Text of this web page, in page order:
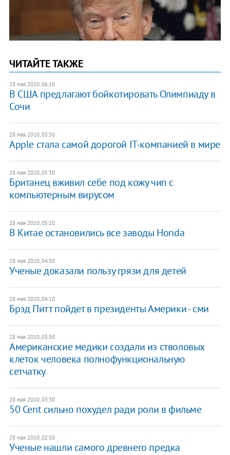
ЧИТАЙТЕ ТАКЖЕ
28 мая 2010, 06:10
В США предлагают бойкотировать Олимпиаду в
Сочи
28 мая 2010, 05:50
Apple стала самой дорогой IT-компанией в мире
28 мая 2010, 05:30
Британец вживил себе под кожу чип с
компьютерным вирусом
28 мая 2010, 05:10
В Китае остановились все заводы Honda
28 мая 2010, 04:50
Ученые доказали пользу грязи для детей
28 мая 2010, 04:10
Брэд Питт пойдет в президенты Америки - сми
28 мая 2010, 03:50
Американские медики создали из стволовых
клеток человека полнофункциональную
сетчатку
28 мая 2010, 03:30
50 Cent сильно похудел ради роли в фильме
28 мая 2010, 02:50
Ученые нашли самого древнего предка